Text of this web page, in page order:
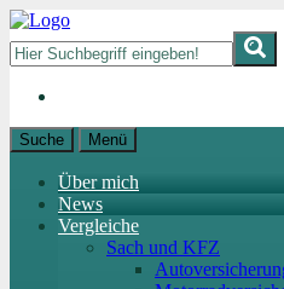
Suche Menü
Über mich
News
Vergleiche
Sach und KFZ